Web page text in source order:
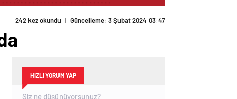
242 kez okundu | Güncelleme: 3 Şubat 2024 03:47
HIZLI YORUM YAP